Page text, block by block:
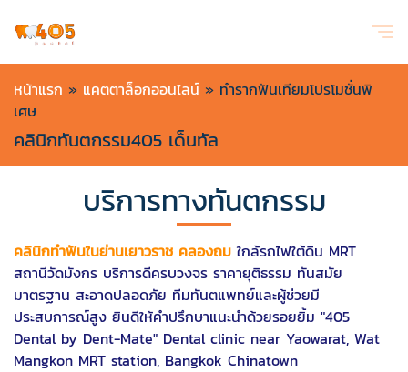
หน้าแรก » แคตตาล็อกออนไลน์ » ทำรากฟันเทียมโปรโมชั่นพิ
เศษ
คลินิกทันตกรรม405 เด็นทัล
บริการทางทันตกรรม
คลินิกทำฟันในย่านเยาวราช คลองถม ใกล้รถไฟใต้ดิน MRT
สถานีวัดมังกร บริการดีครบวงจร ราคายุติธรรม ทันสมัย
มาตรฐาน สะอาดปลอดภัย ทีมทันตแพทย์และผู้ช่วยมี
ประสบการณ์สูง ยินดีให้คำปรึกษาแนะนำด้วยรอยยิ้ม "405
Dental by Dent-Mate" Dental clinic near Yaowarat, Wat
Mangkon MRT station, Bangkok Chinatown